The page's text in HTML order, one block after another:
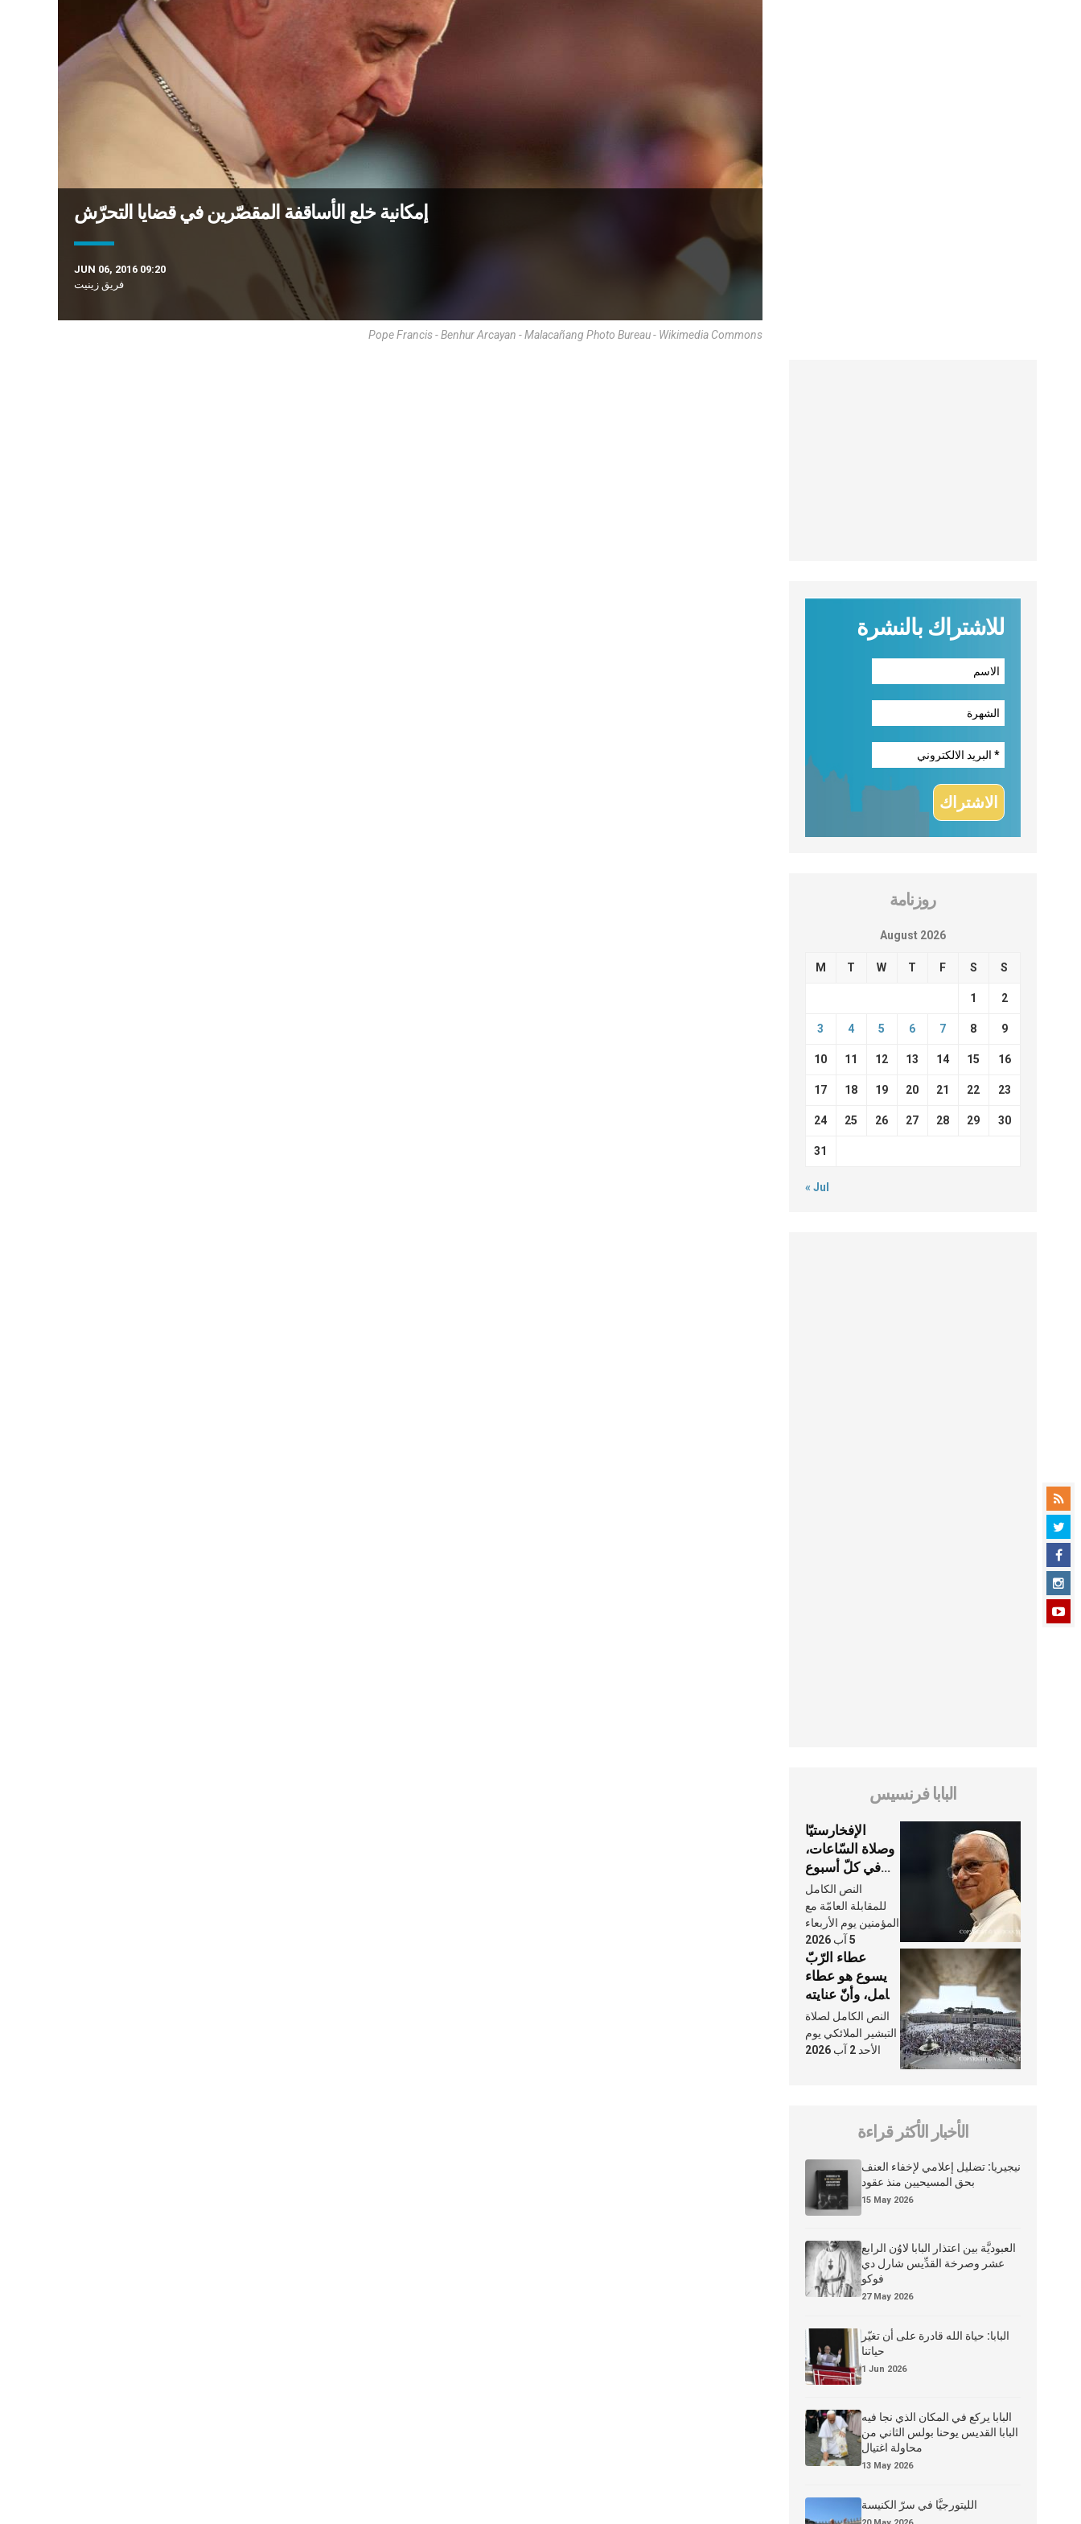
إمكانية خلع الأساقفة المقصّرين في قضايا التحرّش
JUN 06, 2016 09:20
فريق زينيت
Pope Francis - Benhur Arcayan - Malacañang Photo Bureau - Wikimedia Commons
للاشتراك بالنشرة
روزنامة
August 2026
M T W T F S S
1 2
3 4 5 6 7 8 9
10 11 12 13 14 15 16
17 18 19 20 21 22 23
24 25 26 27 28 29 30
31
« Jul
البابا فرنسيس
الإفخارستيّا
وصلاة السّاعات،
في كلّ أسبوع
وكلّ يوم، هما
النَّفَس في حياة
الكنيسة
النص الكامل
للمقابلة العامّة مع
المؤمنين يوم الأربعاء
5 آب 2026
عطاء الرّبّ
يسوع هو عطاء
شامل، وأنّ عنايته
بنا لا تغيب عنّا
أبدًا
النص الكامل لصلاة
التبشير الملائكي يوم
الأحد 2 آب 2026
الأخبار الأكثر قراءة
نيجيريا: تضليل إعلامي لإخفاء العنف
بحق المسيحيين منذ عقود
15 May 2026
العبوديَّة بين اعتذار البابا لاوُن الرابع
عشر وصرخة القدِّيس شارل دي
فوكو
27 May 2026
البابا: حياة الله قادرة على أن تغيّر
حياتنا
1 Jun 2026
البابا يركع في المكان الذي نجا فيه
البابا القديس يوحنا بولس الثاني من
محاولة اغتيال
13 May 2026
الليتورجيَّا في سرّ الكنيسة